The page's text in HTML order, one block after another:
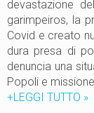
R
o
B
r
a
m
p
e
devastazione
garimpeiros, la
Covid e creato
dura presa di
denuncia una
Popoli e missione
+LEGGI TUTTO R
»